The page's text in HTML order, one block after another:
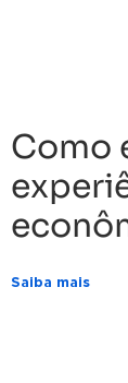
Como
Saiba mais